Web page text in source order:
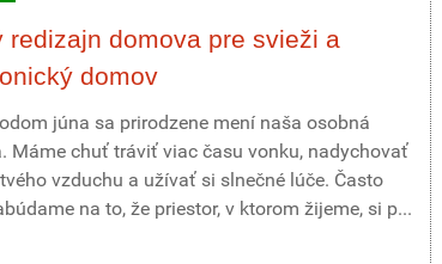
redizajn domova pre svieži a
domov
júna sa prirodzene mení naša osobná
Máme chuť tráviť viac času vonku, nadychovať
vzduchu a užívať si slnečné lúče. Často
na to, že priestor, v ktorom žijeme, si p...